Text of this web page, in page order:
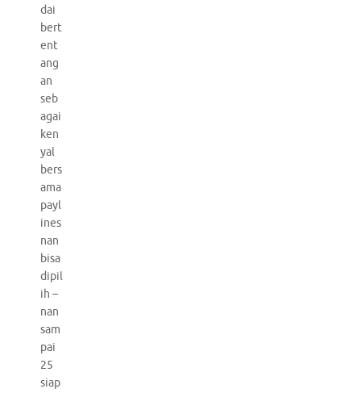
dai
bert
ent
ang
an
seb
agai
ken
yal
bers
ama
payl
ines
nan
bisa
dipil
ih –
nan
sam
pai
25
siap